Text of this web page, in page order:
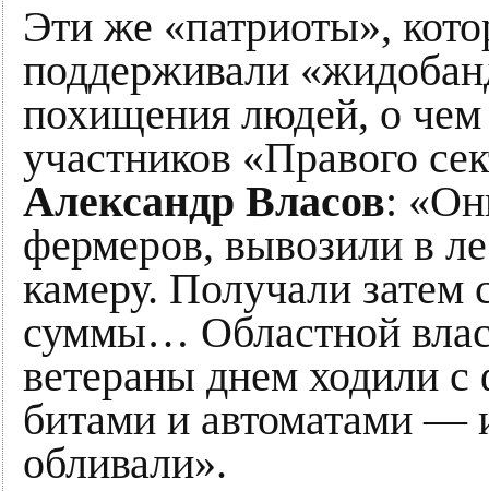
Эти же «патриоты»,
поддерживали
похищения людей, о
участников «Правого
Александр Власов:
фермеров, вывозили в
камеру. Получали
суммы… Областной
ветераны днем ходили
битами и автоматами —
обливали».